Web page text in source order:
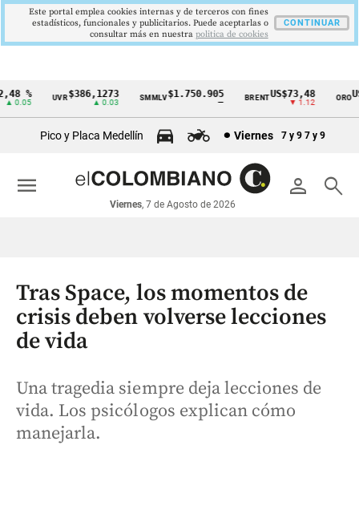
Cintillo
económicos
Colombia
% UVR$386,1273
▲ 0.03
SMMLV$1.750.905 BRENTUS$73,48
▼ 1.12
ORO
Pico y Placa Medellín Viernes 7 y 9 7 y 9
person search
Viernes, 7 de Agosto de 2026
menu
Tras Space, los momentos de
crisis deben volverse lecciones
de vida
Una tragedia siempre deja lecciones de
vida. Los psicólogos explican cómo
manejarla.
Este portal emplea cookies internas y de terceros con fines
estadísticos, funcionales y publicitarios. Puede aceptarlas o
consultar más en nuestra politica de cookies
CONTINUAR